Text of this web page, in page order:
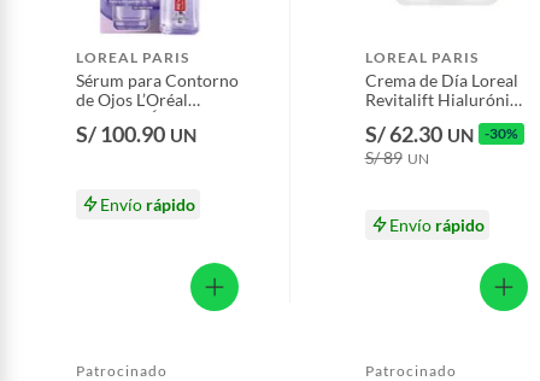
LOREAL PARIS
Sérum para Contorno
de Ojos L’Oréal
Revitalift Ácido
Hialurónico Envase
S/ 100.90 UN
Envío rápido
Patrocinado
LOREAL PARIS
Crema de Día Loreal
Revitalift Hialurónico
Rellenadora FPS20
Caja 50 mL
S/ 62.30 UN -30%
S/ 89 UN
Envío rápido
Patrocinado